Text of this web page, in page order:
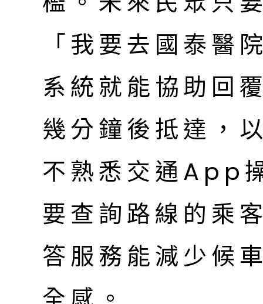
「我要去國泰醫
系統就能協助回
幾分鐘後抵達，
不熟悉交通App
要查詢路線的乘
答服務能減少候